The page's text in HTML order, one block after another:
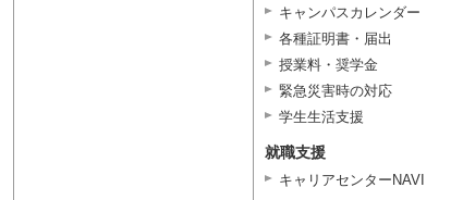
キャンパスカレンダー
各種証明書・届出
授業料・奨学金
緊急災害時の対応
学生生活支援
就職支援
キャリアセンターNAVI